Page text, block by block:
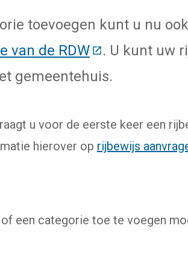
toevoegen kunt u nu
van de RDW(Deze link
. U kunt uw
gemeentehuis.
u voor de eerste keer een
hierover op rijbewijs
een categorie toe te voegen